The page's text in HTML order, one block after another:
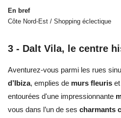
En bref
Côte Nord-Est / Shopping éclectique
3 - Dalt Vila, le centre
Aventurez-vous parmi les rues
d’Ibiza, emplies de murs fleuris
entourées d'une impressionnante
vous dans l’un de ses charmants